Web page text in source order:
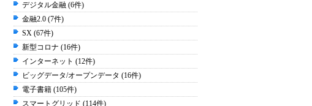
デジタル金融 (6件)
金融2.0 (7件)
SX (67件)
新型コロナ (16件)
インターネット (12件)
ビッグデータ/オープンデータ (16件)
電子書籍 (105件)
スマートグリッド (114件)